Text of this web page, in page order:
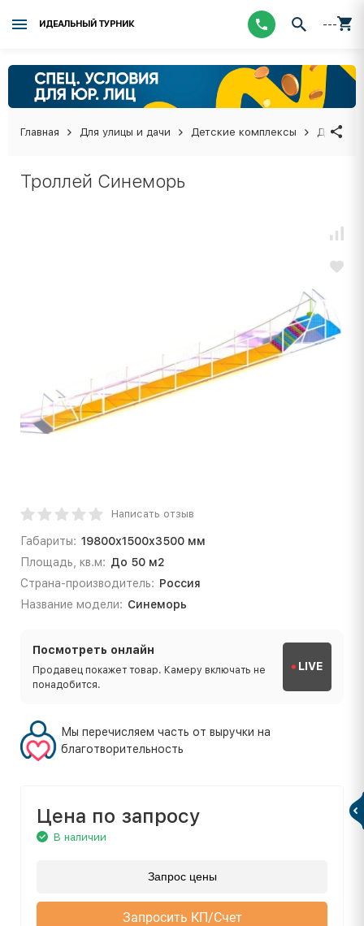
ИДЕАЛЬНЫЙ ТУРНИК ---
Главная Для улицы и дачи Детские комплексы
Троллей Синеморь
Написать отзыв
Габариты: 19800х1500х3500 мм
Площадь, кв.м: До 50 м2
Страна-производитель: Россия
Название модели: Синеморь
Посмотреть онлайн
Продавец покажет товар. Камеру включать не
понадобится.
LIVE
Мы перечисляем часть от выручки на
благотворительность
Цена по запросу
В наличии
Запрос цены
Запросить КП/Счет